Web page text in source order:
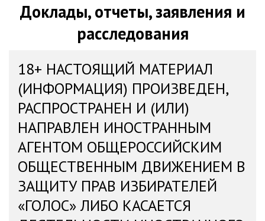
Доклады, отчеты, заявления и
расследования
18+ НАСТОЯЩИЙ МАТЕРИАЛ
(ИНФОРМАЦИЯ) ПРОИЗВЕДЕН,
РАСПРОСТРАНЕН И (ИЛИ)
НАПРАВЛЕН ИНОСТРАННЫМ
АГЕНТОМ ОБЩЕРОССИЙСКИМ
ОБЩЕСТВЕННЫМ ДВИЖЕНИЕМ В
ЗАЩИТУ ПРАВ ИЗБИРАТЕЛЕЙ
«ГОЛОС» ЛИБО КАСАЕТСЯ